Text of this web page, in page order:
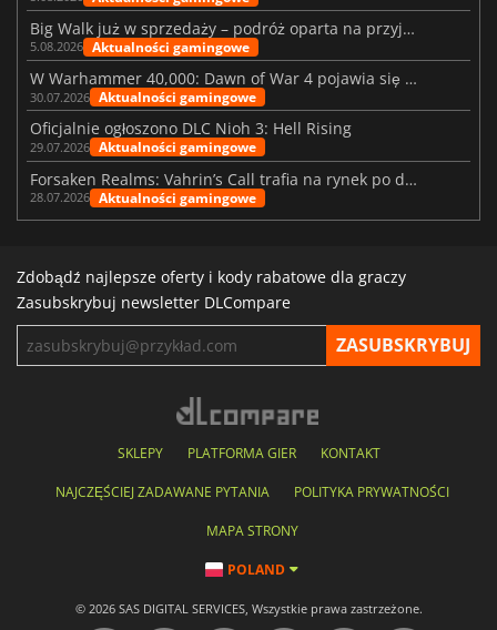
Big Walk już w sprzedaży – podróż oparta na przyjaźni
5.08.2026 Aktualności gamingowe
W Warhammer 40,000: Dawn of War 4 pojawia się frakcja Nekronów
30.07.2026 Aktualności gamingowe
Oficjalnie ogłoszono DLC Nioh 3: Hell Rising
29.07.2026 Aktualności gamingowe
Forsaken Realms: Vahrin’s Call trafia na rynek po dziesięciu latach prac
28.07.2026 Aktualności gamingowe
Zdobądź najlepsze oferty i kody rabatowe dla graczy
Zasubskrybuj newsletter DLCompare
SKLEPY PLATFORMA GIER KONTAKT
NAJCZĘŚCIEJ ZADAWANE PYTANIA POLITYKA PRYWATNOŚCI
MAPA STRONY
POLAND
© 2026 SAS DIGITAL SERVICES, Wszystkie prawa zastrzeżone.